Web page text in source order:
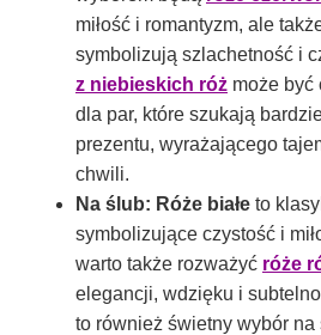
miłość i romantyzm, ale
symbolizują szlachetność i
z niebieskich róż może być
dla par, które szukają
prezentu, wyrażającego
chwili.
Na ślub: Róże białe to
symbolizujące czystość i
warto także rozważyć róże
elegancji, wdzięku i
to również świetny wybór